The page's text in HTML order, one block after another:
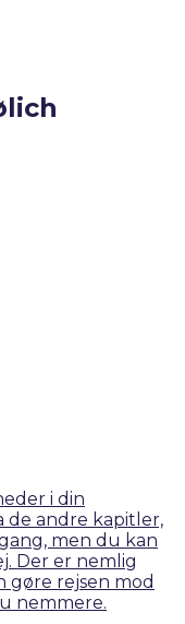
i din
de andre kapitler,
men du kan
Der er nemlig
gøre rejsen mod
nemmere.